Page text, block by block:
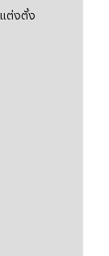
ต่งตั้ง